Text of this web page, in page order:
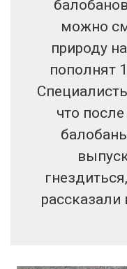
можно
природу
пополнят
что
рассказали